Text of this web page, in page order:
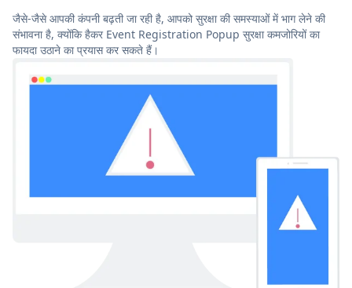
जैसे-जैसे आपकी कंपनी बढ़ती जा रही है, आपको सुरक्षा की समस्याओं में भाग लेने की
संभावना है, क्योंकि हैकर Event Registration Popup सुरक्षा कमजोरियों का
फायदा उठाने का प्रयास कर सकते हैं।